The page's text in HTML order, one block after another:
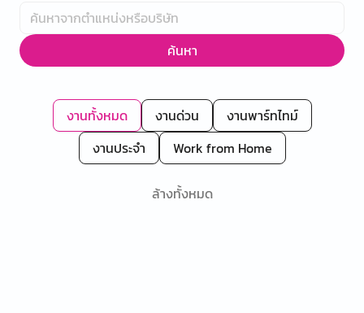
ค้นหา
งานทั้งหมด งานด่วน
งานพาร์ทไทม์
งานประจำ
Work from Home
ล้างทั้งหมด